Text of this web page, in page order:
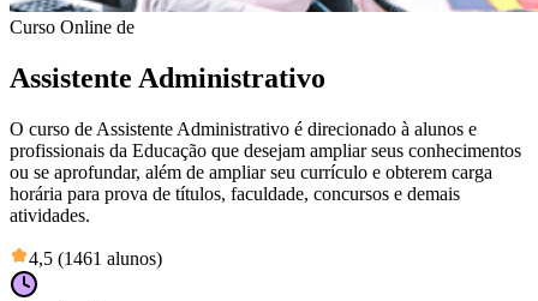
Curso Online de
Assistente Administrativo
O curso de Assistente Administrativo é direcionado à alunos e
profissionais da Educação que desejam ampliar seus conhecimentos
ou se aprofundar, além de ampliar seu currículo e obterem carga
horária para prova de títulos, faculdade, concursos e demais
atividades.
4,5 (1461 alunos)